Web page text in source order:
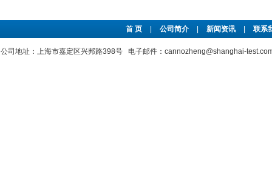
首 页 公司简介 新闻资讯 联系
公司地址：上海市嘉定区兴邦路398号 电子邮件：cannozheng@shanghai-